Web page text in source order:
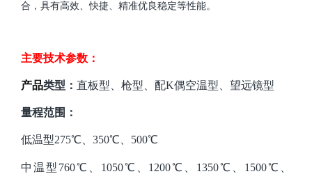
合，具有高效、快捷、精准优良稳定等性能。
主要技术参数：
产品类型： 直板型、枪型、配K偶空温型、望远镜型
量程范围：
低温型275℃、350℃、500℃
中温型 760℃、1050℃、1200℃、1350℃、1500℃、